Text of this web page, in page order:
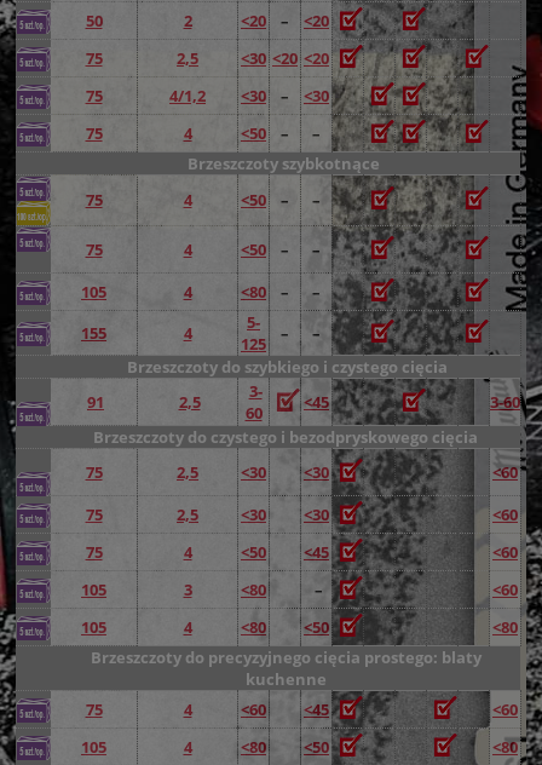
50
2 <20 –
<20
75
2,5 <30 <20 <20
75
4/1,2 <30 –
<30
75
4 <50 –
–
Brzeszczoty szybkotnące
75
4 <50 – –
75 4 <50 –
–
105
4 <80 –
–
155
4
5-
125
–
–
Brzeszczoty do szybkiego i czystego cięcia
91
2,5
3-
60
<45
3-60
Brzeszczoty do czystego i bezodpryskowego cięcia
75
2,5 <30 <30
<60
75
2,5 <30 <30
<60
75
4 <50 <45
<60
105
3 <80 –
<60
105
4 <80 <50
<80
Brzeszczoty do precyzyjnego cięcia prostego: blaty
kuchenne
75
4 <60 <45
<60
105
4 <80 <50
<80